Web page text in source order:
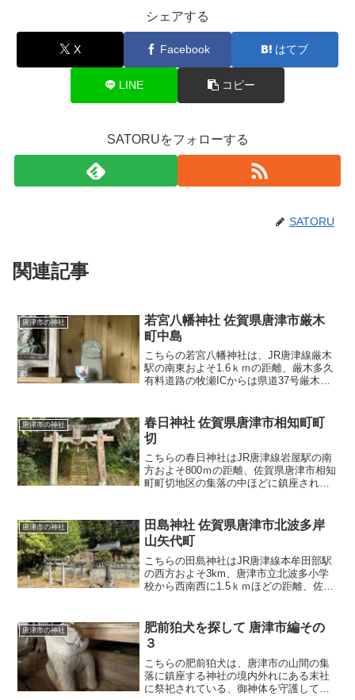
シェアする
X Facebook はてブ
LINE コピー
SATORUをフォローする
SATORU
関連記事
唐津市の神社
若宮八幡神社 佐賀県唐津市厳木
町中島
こちらの若宮八幡神社は、JR唐津線厳木
駅の南東およそ1.6ｋｍの距離、厳木多久
有料道路の牧瀬ICからは県道37号厳木富
田が広がる道路から左に連なる山側に一
歩入り込んだ
唐津市の神社
春日神社 佐賀県唐津市相知町町
切
こちらの春日神社はJR唐津線岩屋駅の南
方およそ800ｍの距離、佐賀県唐津市相知
町町切地区の集落の中ほどに鎮座されま
し、参道入口に奉納された「春日宮」の
神額が掛けられ
唐津市の神社
田島神社 佐賀県唐津市北波多岸
山矢代町
こちらの田島神社はJR唐津線本牟田部駅
の西方およそ3km、唐津市立北波多小学
校から西南西に1.5ｋｍほどの距離、佐賀
国道202号線「徳須恵上」交差点を東に、
徳須恵川に架
唐津市の神社
肥前狛犬を探して 唐津市編その
３
こちらの肥前狛犬は、唐津市の山間の集
落に鎮座する神社の境内外れにある末社
に祭祀されている、御神体を守護してい